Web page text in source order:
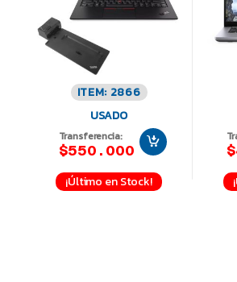
ITEM: 2866
USADO
Transferencia:
$550.000
¡Último en Stock!